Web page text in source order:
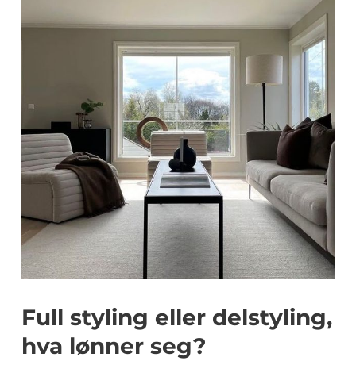
Full styling eller delstyling,
hva lønner seg?